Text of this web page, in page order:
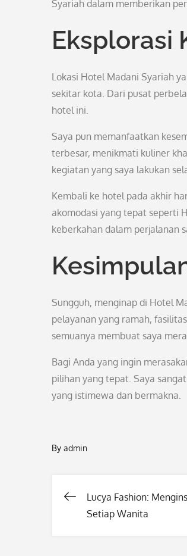
Syariah dalam memberikan
Eksplorasi
Lokasi Hotel Madani Syariah
sekitar kota. Dari pusat
hotel ini.
Saya pun memanfaatkan
terbesar, menikmati kuliner
kegiatan yang saya lakukan
Kembali ke hotel pada akhir
akomodasi yang tepat seperti
keberkahan dalam perjalanan
Sungguh, menginap di Hotel
pelayanan yang ramah,
semuanya membuat saya
Bagi Anda yang ingin
pilihan yang tepat. Saya
yang istimewa dan bermakna.
By admin
Post
Lucya Fashion:
Setiap Wanita